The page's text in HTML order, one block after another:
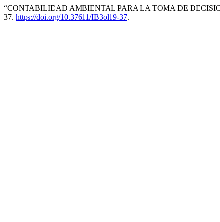
“CONTABILIDAD AMBIENTAL PARA LA TOMA DE
37. https://doi.org/10.37611/IB3ol19-37.